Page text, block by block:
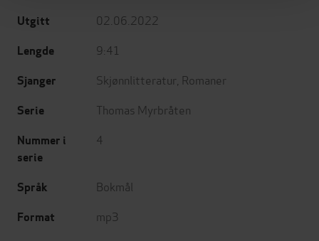
Utgitt 02.06.2022
Lengde 9:41
Sjanger Skjønnlitteratur Romaner
Serie Thomas Myrbråten
Nummer i
serie
4
Språk Bokmål
Format mp3